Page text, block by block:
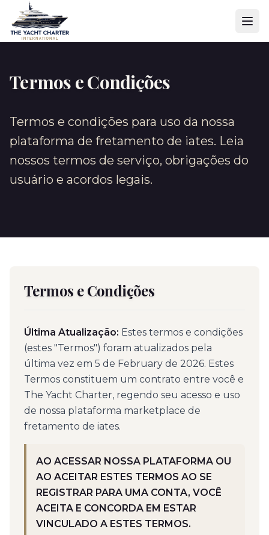
Termos e Condições
Termos e condições para uso da nossa
plataforma de fretamento de iates. Leia
nossos termos de serviço, obrigações do
usuário e acordos legais.
Termos e Condições
Última Atualização: Estes termos e condições
(estes "Termos") foram atualizados pela
última vez em 5 de February de 2026. Estes
Termos constituem um contrato entre você e
The Yacht Charter, regendo seu acesso e uso
de nossa plataforma marketplace de
fretamento de iates.
AO ACESSAR NOSSA PLATAFORMA OU
AO ACEITAR ESTES TERMOS AO SE
REGISTRAR PARA UMA CONTA, VOCÊ
ACEITA E CONCORDA EM ESTAR
VINCULADO A ESTES TERMOS.